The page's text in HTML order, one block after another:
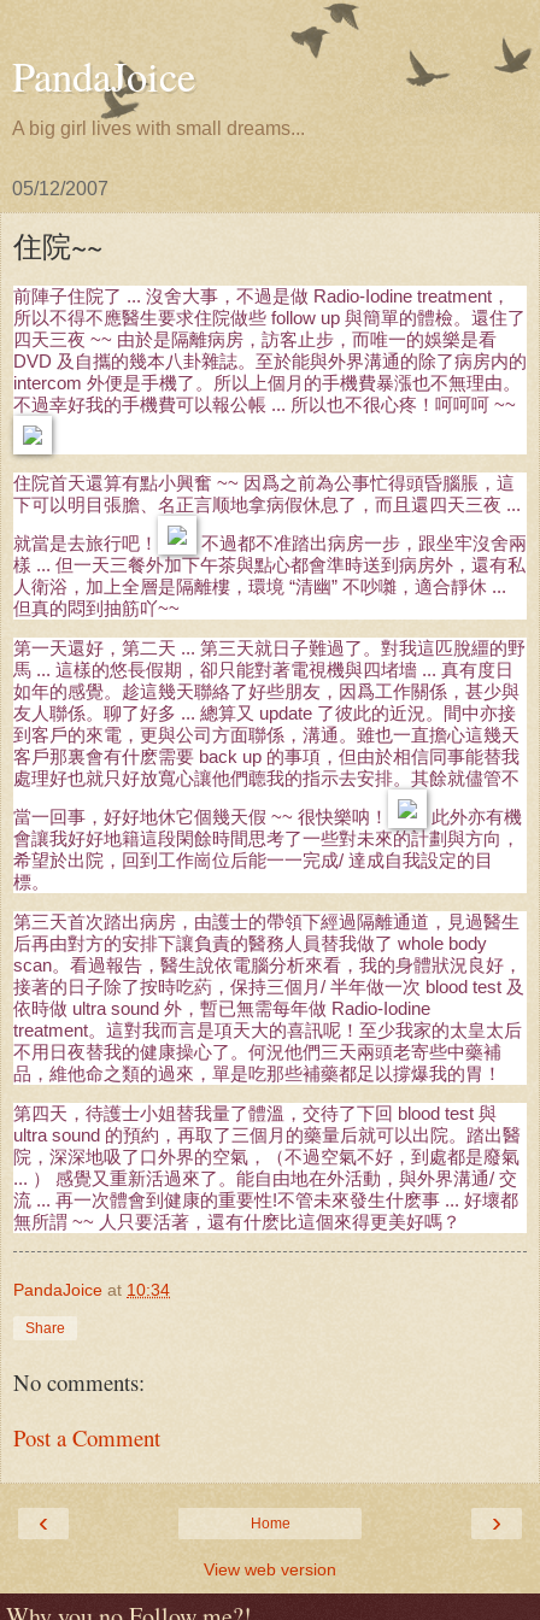
PandaJoice
A big girl lives with small dreams...
05/12/2007
住院~~
前陣子住院了 ... 沒舍大事，不過是做 Radio-Iodine treatment，
所以不得不應醫生要求住院做些 follow up 與簡單的體檢。還住了
四天三夜 ~~ 由於是隔離病房，訪客止步，而唯一的娛樂是看
DVD 及自攜的幾本八卦雜誌。至於能與外界溝通的除了病房内的
intercom 外便是手機了。所以上個月的手機費暴漲也不無理由。
不過幸好我的手機費可以報公帳 ... 所以也不很心疼！呵呵呵 ~~
住院首天還算有點小興奮 ~~ 因爲之前為公事忙得頭昏腦脹，這
下可以明目張膽、名正言顺地拿病假休息了，而且還四天三夜 ...
就當是去旅行吧！
不過都不准踏出病房一步，跟坐牢沒舍兩
樣 ... 但一天三餐外加下午茶與點心都會準時送到病房外，還有私
人衛浴，加上全層是隔離樓，環境 “清幽” 不吵囃，適合靜休 ...
但真的悶到抽筋吖~~
第一天還好，第二天 ... 第三天就日子難過了。對我這匹脫繮的野
馬 ... 這樣的悠長假期，卻只能對著電視機與四堵墻 ... 真有度日
如年的感覺。趁這幾天聯絡了好些朋友，因爲工作關係，甚少與
友人聯係。聊了好多 ... 總算又 update 了彼此的近況。間中亦接
到客戶的來電，更與公司方面聯係，溝通。雖也一直擔心這幾天
客戶那裏會有什麽需要 back up 的事項，但由於相信同事能替我
處理好也就只好放寬心讓他們聼我的指示去安排。其餘就儘管不
當一回事，好好地休它個幾天假 ~~ 很快樂呐！
此外亦有機
會讓我好好地籍這段閑餘時間思考了一些對未來的計劃與方向，
希望於出院，回到工作崗位后能一一完成/ 達成自我設定的目
標。
第三天首次踏出病房，由護士的帶領下經過隔離通道，見過醫生
后再由對方的安排下讓負責的醫務人員替我做了 whole body
scan。看過報告，醫生說依電腦分析來看，我的身體狀況良好，
接著的日子除了按時吃葯，保持三個月/ 半年做一次 blood test 及
依時做 ultra sound 外，暫已無需每年做 Radio-Iodine
treatment。這對我而言是項天大的喜訊呢！至少我家的太皇太后
不用日夜替我的健康操心了。何況他們三天兩頭老寄些中藥補
品，維他命之類的過來，單是吃那些補藥都足以撐爆我的胃！
第四天，待護士小姐替我量了體溫，交待了下回 blood test 與
ultra sound 的預約，再取了三個月的藥量后就可以出院。踏出醫
院，深深地吸了口外界的空氣，（不過空氣不好，到處都是廢氣
... ） 感覺又重新活過來了。能自由地在外活動，與外界溝通/ 交
流 ... 再一次體會到健康的重要性!不管未來發生什麽事 ... 好壞都
無所謂 ~~ 人只要活著，還有什麽比這個來得更美好嗎？
PandaJoice at 10:34
Share
No comments:
Post a Comment
‹ ›
Home
View web version